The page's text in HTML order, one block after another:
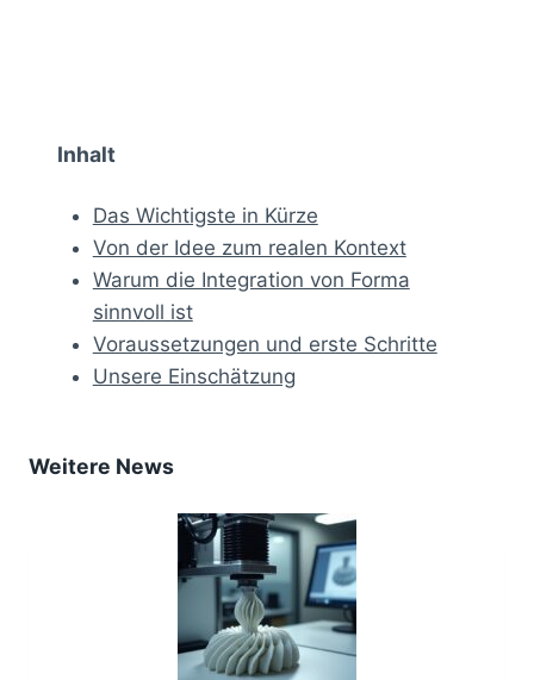
Inhalt
Das Wichtigste in Kürze
Von der Idee zum realen Kontext
Warum die Integration von Forma
sinnvoll ist
Voraussetzungen und erste Schritte
Unsere Einschätzung
Weitere News